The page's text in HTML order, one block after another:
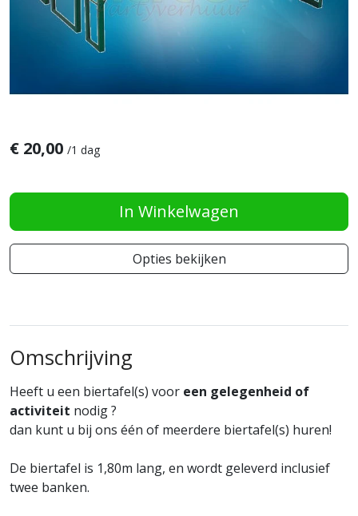
€ 20,00 /1 dag
In Winkelwagen
Opties bekijken
Omschrijving
Heeft u een biertafel(s) voor een gelegenheid of
activiteit nodig ?
dan kunt u bij ons één of meerdere biertafel(s) huren!
De biertafel is 1,80m lang, en wordt geleverd inclusief
twee banken.